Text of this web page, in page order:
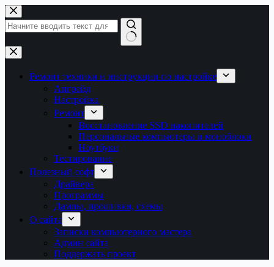
Перейти
к
сути
Ничего
не
найденоРемонт техники и инструкции по настройке
Апгрейд
Настройка
Ремонт
Восстановление SSD накопителей
Персональные компьютеры и моноблоки
Ноутбуки
Тестирование
Полезный софт
Драйвера
Программы
Дампы, прошивки, схемы
О сайте
Записки компьютерного мастера
Админ сайта
Поддержать проект